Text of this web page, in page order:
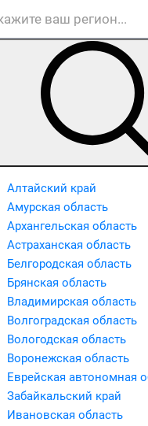
Алтайский край
Амурская область
Архангельская область
Астраханская область
Белгородская область
Брянская область
Владимирская область
Волгоградская область
Вологодская область
Воронежская область
Еврейская автономная
Забайкальский край
Ивановская область